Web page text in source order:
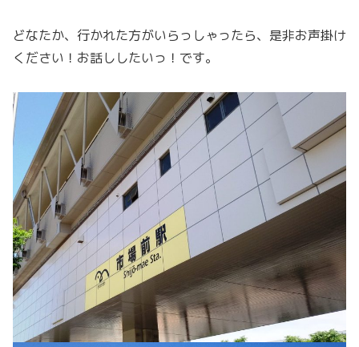
どなたか、行かれた方がいらっしゃったら、是非お声掛け
ください！お話ししたいっ！です。